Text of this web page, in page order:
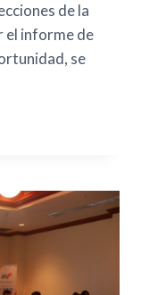
de la
el informe de
se